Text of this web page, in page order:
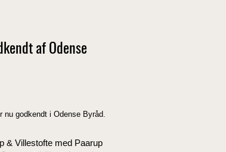
af Odense
godkendt i Odense Byråd.
& Villestofte med Paarup